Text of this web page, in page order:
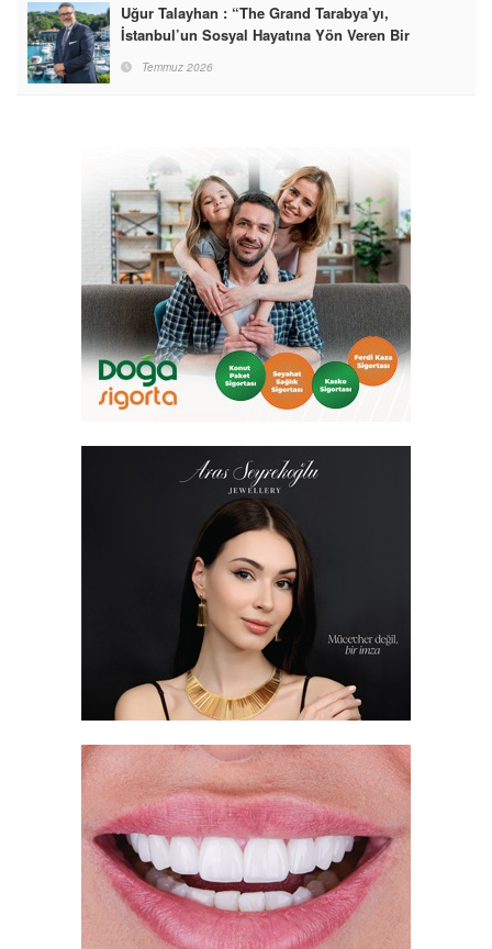
Uğur Talayhan : “The Grand Tarabya’yı,
İstanbul’un Sosyal Hayatına Yön Veren Bir
Destinasyon Haline Getirmeyi Hedefliyorum”
Temmuz 2026